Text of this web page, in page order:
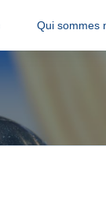
Qui sommes